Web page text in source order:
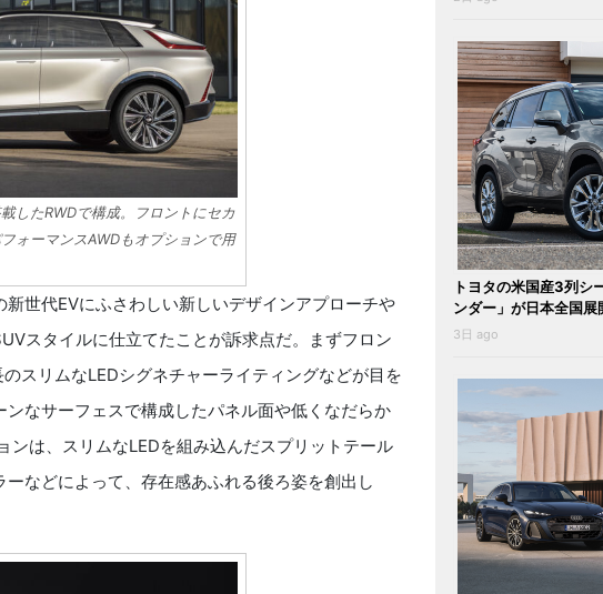
したRWDで構成。フロントにセカ
ォーマンスAWDもオプションで用
世代EVにふさわしい新しいデザインアプローチや
スタイルに仕立てたことが訴求点だ。まずフロン
スリムなLEDシグネチャーライティングなどが目を
なサーフェスで構成したパネル面や低くなだらか
は、スリムなLEDを組み込んだスプリットテール
などによって、存在感あふれる後ろ姿を創出し
トヨタの米国産3列シ
ンダー」が日本全国展
3日 ago